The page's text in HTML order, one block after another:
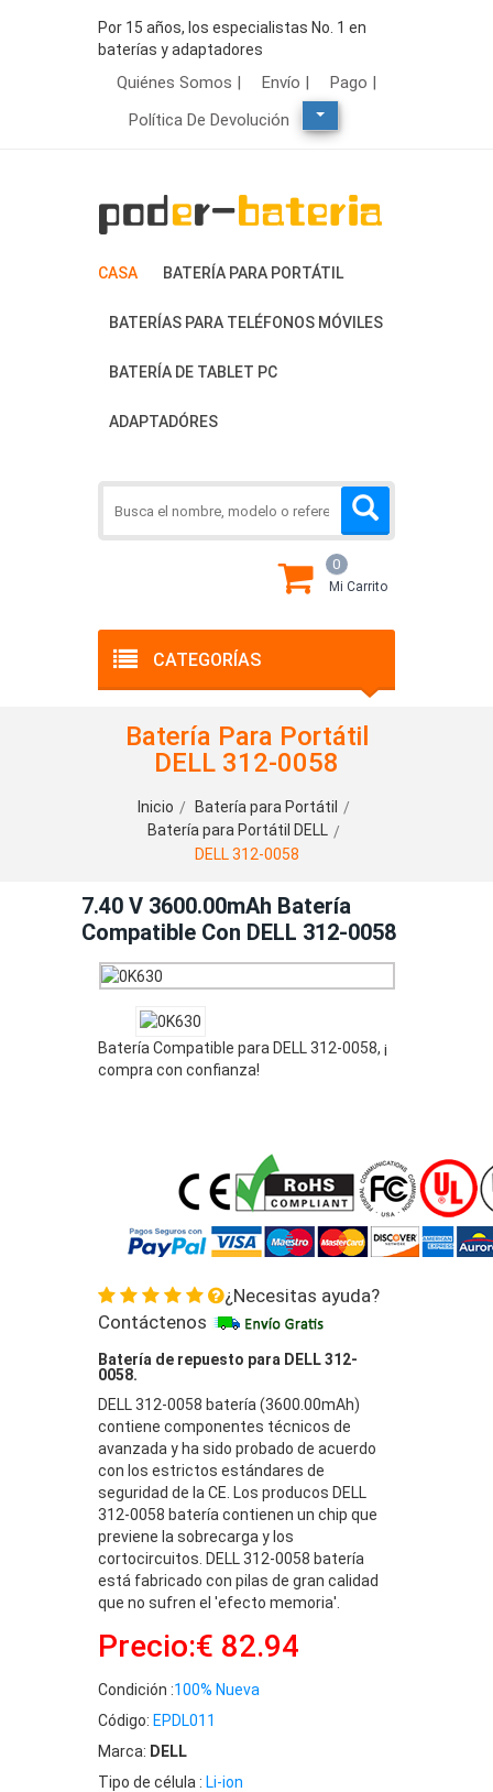
Por 15 años, los especialistas No. 1 en
baterías y adaptadores
Quiénes Somos | Envío |
Pago |
Política De Devolución
CASA BATERÍA PARA PORTÁTIL
BATERÍAS PARA TELÉFONOS MÓVILES
BATERÍA DE TABLET PC
ADAPTADÓRES
CATEGORÍAS
0
Mi Carrito
Batería Para Portátil
DELL 312-0058
Inicio
Batería para Portátil
Batería para Portátil DELL
DELL 312-0058
7.40 V 3600.00mAh Batería
Compatible Con DELL 312-0058
Batería Compatible para DELL 312-0058, ¡
compra con confianza!
¿Necesitas ayuda?
Contáctenos
Batería de repuesto para DELL 312-
0058.
DELL 312-0058 batería (3600.00mAh)
contiene componentes técnicos de
avanzada y ha sido probado de acuerdo
con los estrictos estándares de
seguridad de la CE. Los producos DELL
312-0058 batería contienen un chip que
previene la sobrecarga y los
cortocircuitos. DELL 312-0058 batería
está fabricado con pilas de gran calidad
que no sufren el 'efecto memoria'.
Precio:€ 82.94
Condición :100% Nueva
Código: EPDL011
Marca: DELL
Tipo de célula : Li-ion